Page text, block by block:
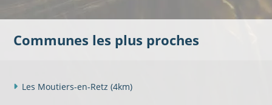
Communes les plus proches
Les Moutiers-en-Retz (4km)